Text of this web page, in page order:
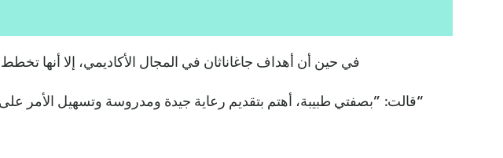
في حين أن أهداف جاغاناثان في المجال الأكاديمي، إلا أنها
“قالت: ”بصفتي طبيبة، أهتم بتقديم رعاية جيدة ومدروسة وتسهيل الأمر